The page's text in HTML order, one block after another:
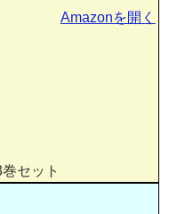
セット
Amazonを開く